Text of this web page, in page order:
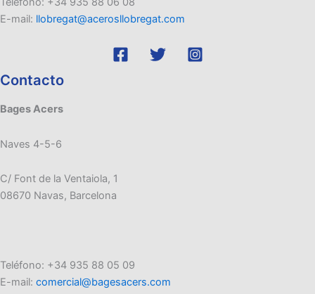
E-mail: llobregat@acerosllobregat.com
Contacto
Bages Acers
Naves 4-5-6
C/ Font de la Ventaiola, 1
08670 Navas, Barcelona
Teléfono: +34 935 88 05 09
E-mail: comercial@bagesacers.com